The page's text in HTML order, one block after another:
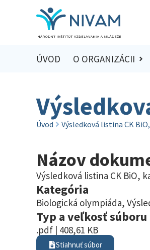
ÚVOD O ORGANIZÁCII
Úvod Výsledková listina CK
Názov
Výsledková listina CK BiO,
Kategória
Biologická olympiáda,
Typ a veľkosť súboru
.pdf | 408,61 KB
Stiahnuť súbor